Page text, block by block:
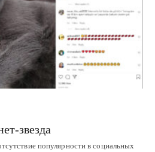
звезда
популярности в социальных